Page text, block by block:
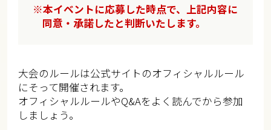
※本イベントに応募した時点で、上記内容に
同意・承諾したと判断いたします。
大会のルールは公式サイトのオフィシャルルール
にそって開催されます。
オフィシャルルールやQ&Aをよく読んでから参加
しましょう。